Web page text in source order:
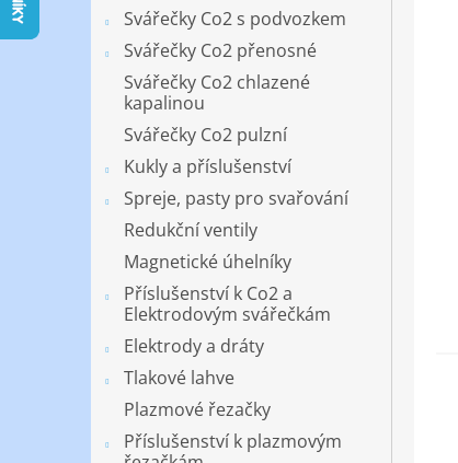
Svářečky Co2 s podvozkem
Svářečky Co2 přenosné
Svářečky Co2 chlazené
kapalinou
Svářečky Co2 pulzní
Kukly a příslušenství
Spreje, pasty pro svařování
Redukční ventily
Magnetické úhelníky
Příslušenství k Co2 a
Elektrodovým svářečkám
Elektrody a dráty
Tlakové lahve
Plazmové řezačky
Příslušenství k plazmovým